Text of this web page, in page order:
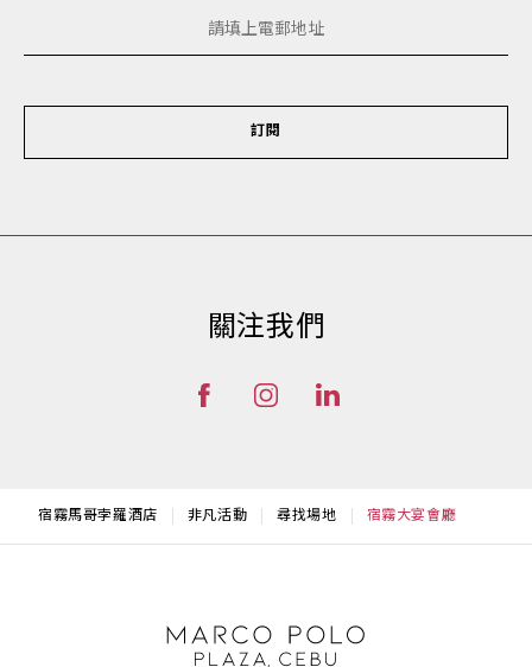
訂閱
關注我們
宿霧馬哥孛羅酒店 非凡活動 尋找場地 宿霧大宴會廳